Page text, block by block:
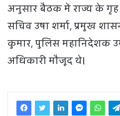
अनुसार बैठक में राज्य के गृह
सचिव उषा शर्मा, प्रमुख
कुमार, पुलिस महानिदेशक
अधिकारी मौजूद थे।